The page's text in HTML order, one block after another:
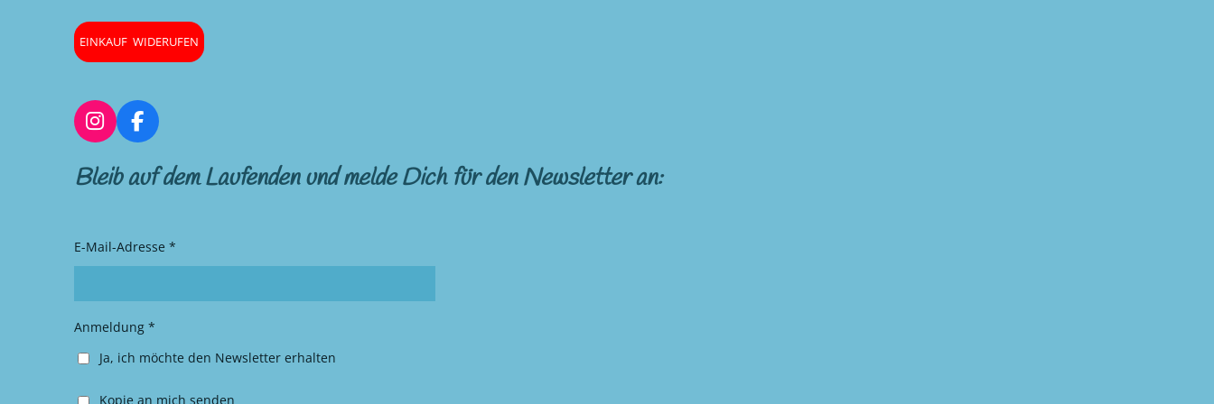
EINKAUF WIDERUFEN
I
n
s
t
r
a
F
a
c
e
o
k
Bleib auf dem Laufenden und melde Dich für den Newsletter an:
E-Mail-Adresse *
Anmeldung *
Ja, ich möchte den Newsletter erhalten
Kopie an mich senden